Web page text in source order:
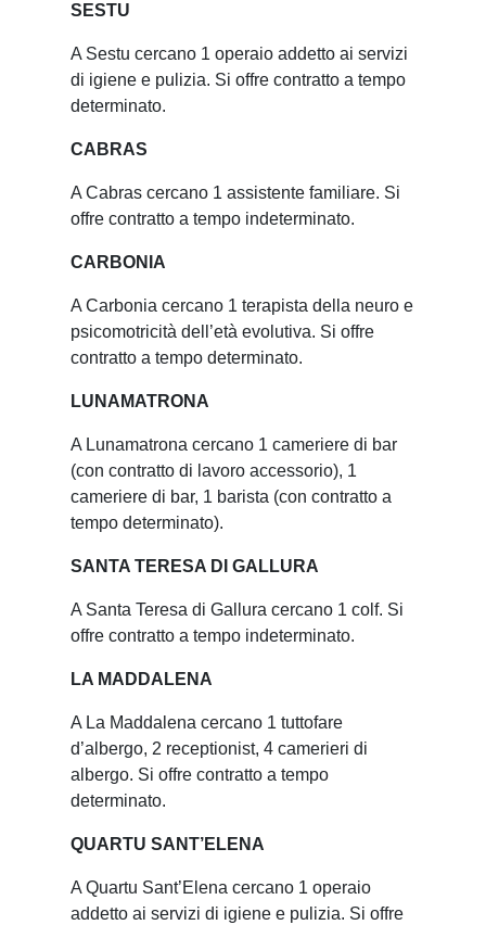
SESTU
A Sestu cercano 1 operaio addetto ai servizi
di igiene e pulizia. Si offre contratto a tempo
determinato.
CABRAS
A Cabras cercano 1 assistente familiare. Si
offre contratto a tempo indeterminato.
CARBONIA
A Carbonia cercano 1 terapista della neuro e
psicomotricità dell’età evolutiva. Si offre
contratto a tempo determinato.
LUNAMATRONA
A Lunamatrona cercano 1 cameriere di bar
(con contratto di lavoro accessorio), 1
cameriere di bar, 1 barista (con contratto a
tempo determinato).
SANTA TERESA DI GALLURA
A Santa Teresa di Gallura cercano 1 colf. Si
offre contratto a tempo indeterminato.
LA MADDALENA
A La Maddalena cercano 1 tuttofare
d’albergo, 2 receptionist, 4 camerieri di
albergo. Si offre contratto a tempo
determinato.
QUARTU SANT’ELENA
A Quartu Sant’Elena cercano 1 operaio
addetto ai servizi di igiene e pulizia. Si offre